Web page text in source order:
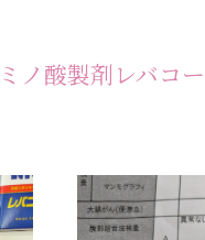
ノ酸製剤レバコ